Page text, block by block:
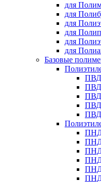
для
для
для
для
для
для
Базовые
ПВД
ПВД
ПВД
ПВД
ПВД
ПНД
ПНД